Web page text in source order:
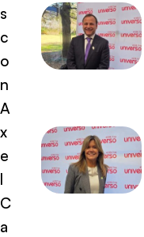
s
c
o
n
A
x
e
l
C
a